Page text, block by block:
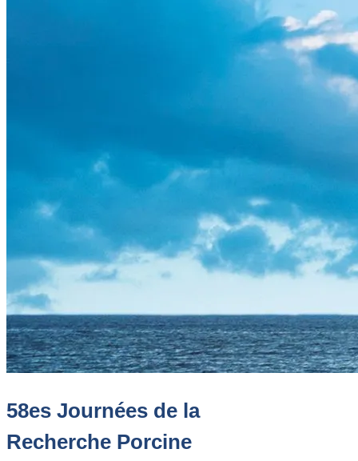
58es Journées de la
Recherche Porcine